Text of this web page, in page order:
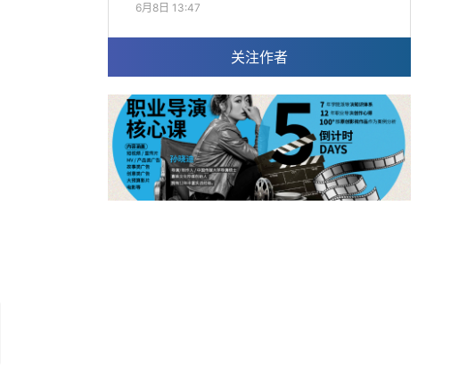
6月8日 13:47
关注作者